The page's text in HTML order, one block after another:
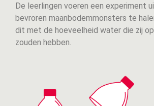
De leerlingen voeren een experiment
bevroren maanbodemmonsters te
dit met de hoeveelheid water die zij
zouden hebben.